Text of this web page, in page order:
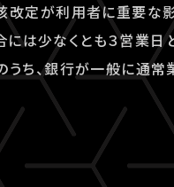
改定が利用者に重要な
は少なくとも３営業日
うち、銀行が一般に通常